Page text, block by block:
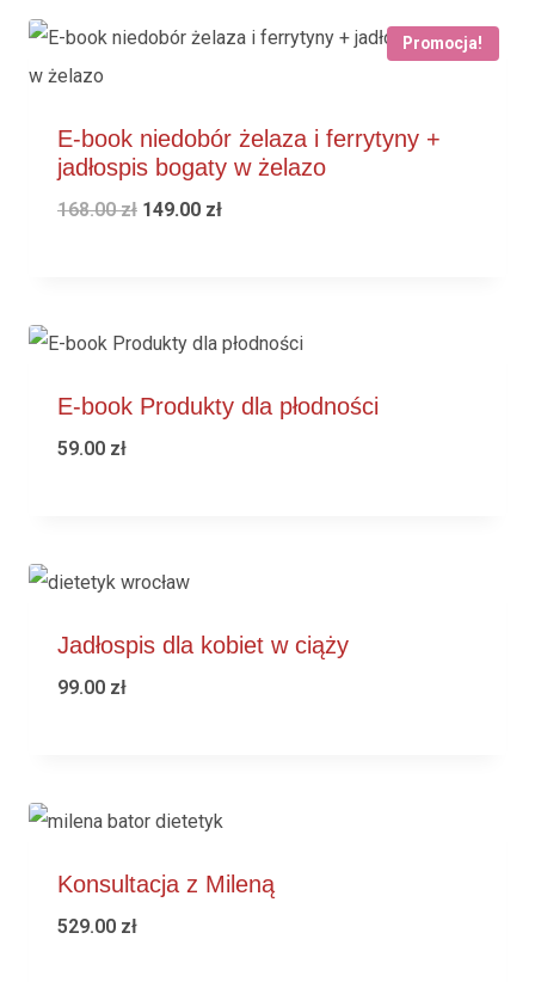
Promocja!
E-book niedobór żelaza i ferrytyny +
jadłospis bogaty w żelazo
168.00zł 149.00 zł
E-book Produkty dla płodności
59.00 zł
Jadłospis dla kobiet w ciąży
99.00 zł
Konsultacja z Mileną
529.00 zł